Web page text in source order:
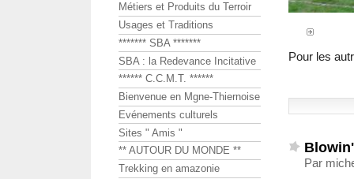
Pour les
Par
Métiers et Produits du Terroir
Usages et Traditions
******* SBA *******
SBA : la Redevance Incitative
****** C.C.M.T. ******
Bienvenue en Mgne-Thiernoise
Evénements culturels
Sites " Amis "
** AUTOUR DU MONDE **
Trekking en amazonie